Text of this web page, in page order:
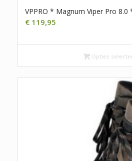
VPPRO * Magnum Viper Pro
€119,95
Opties